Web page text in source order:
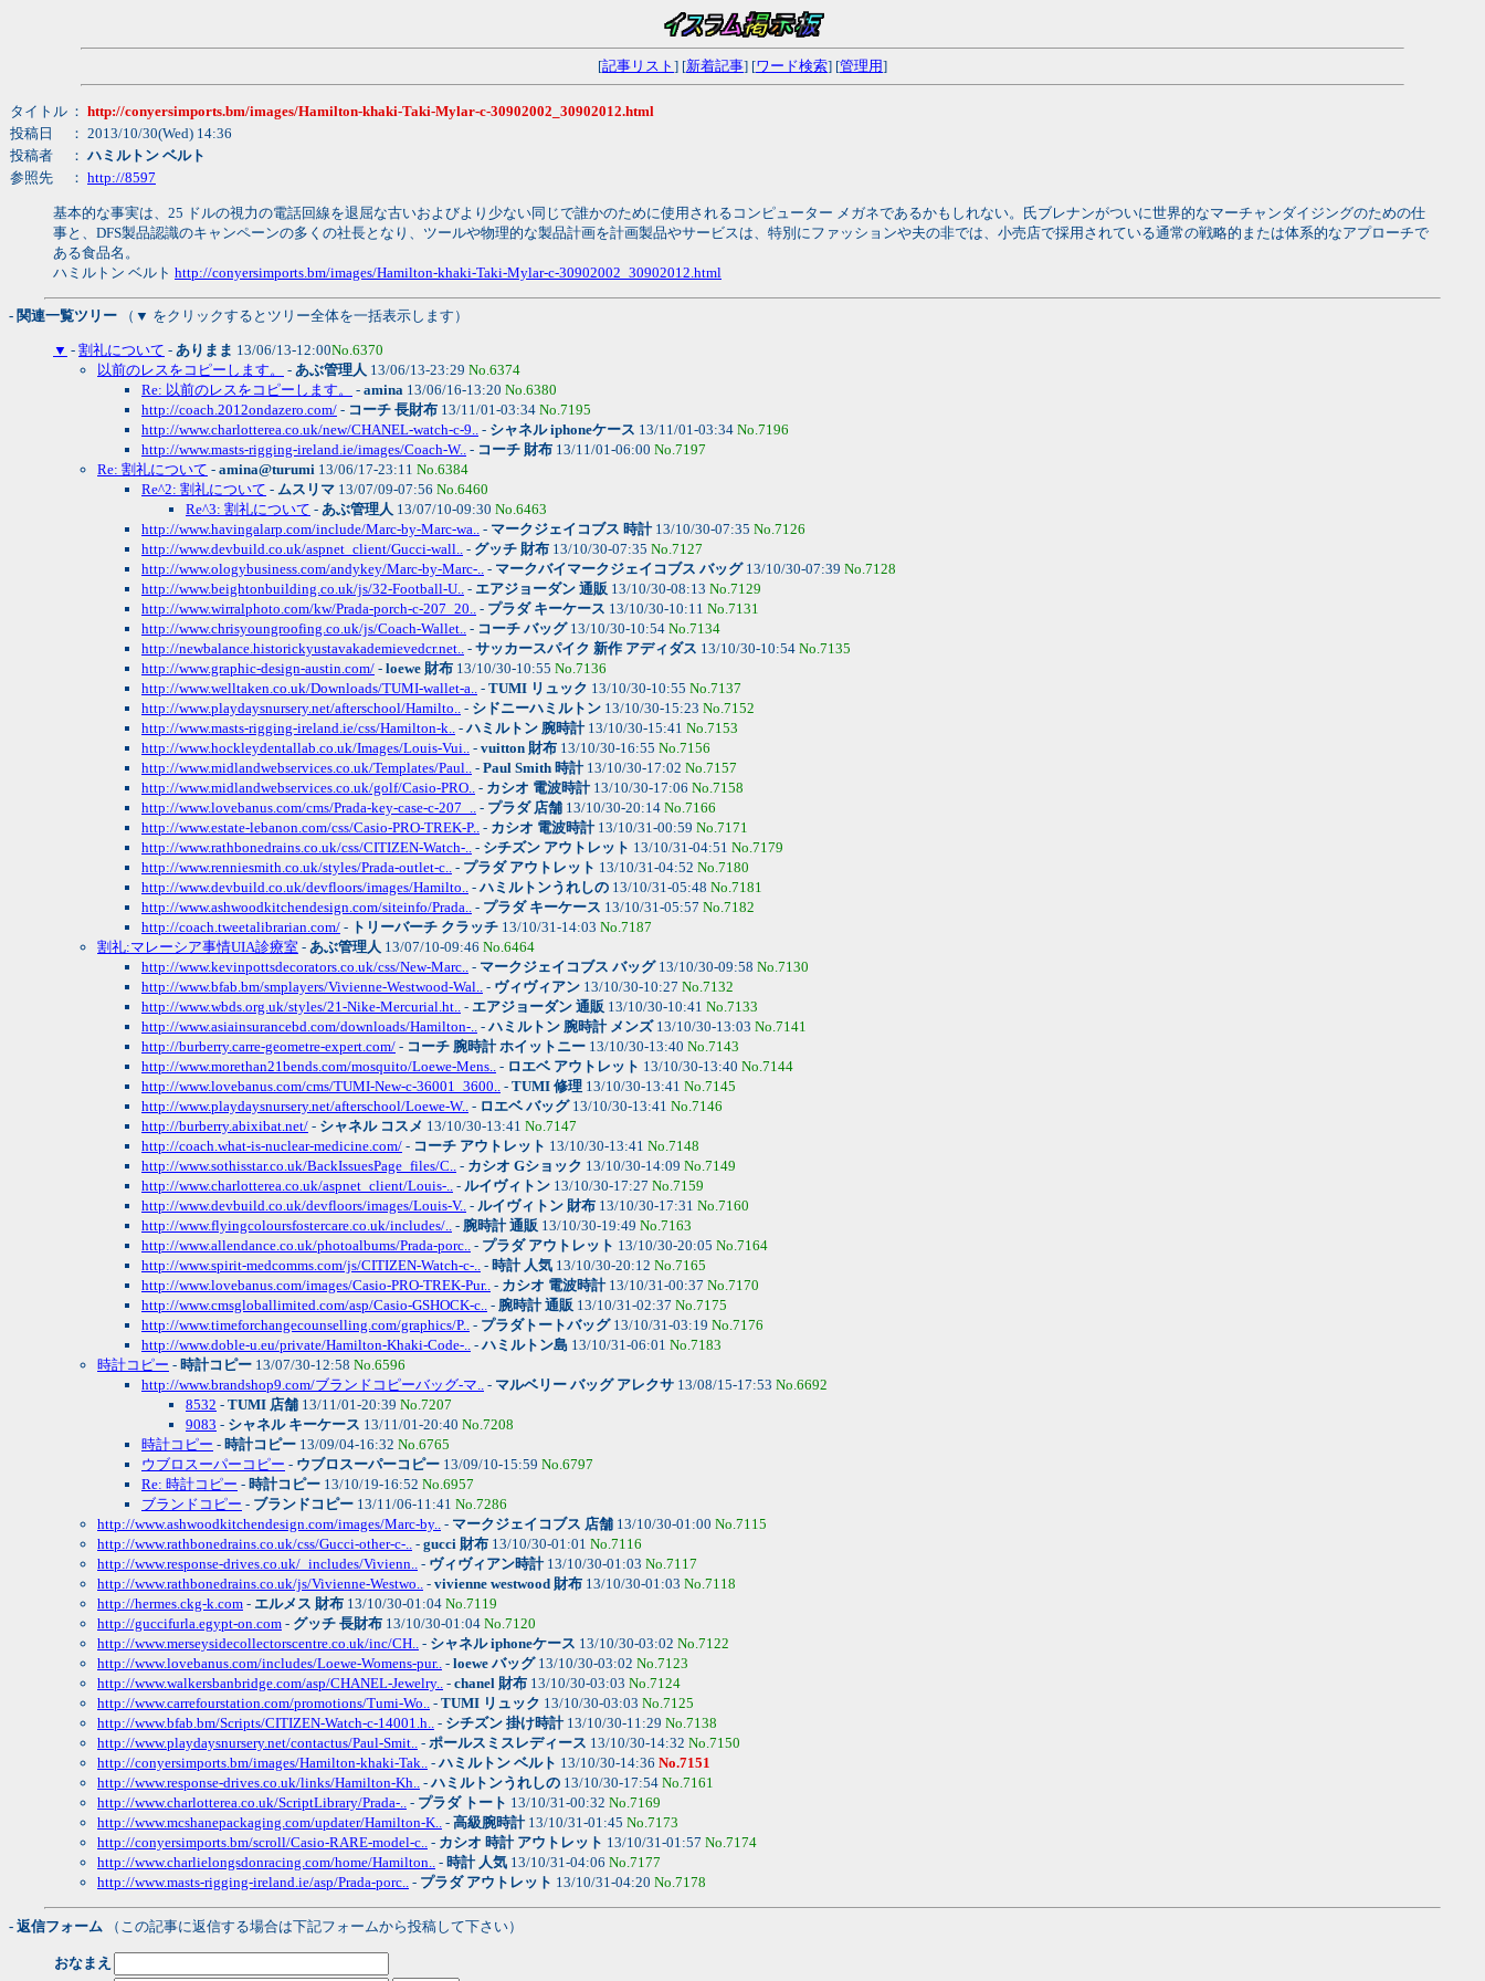
[記事リスト ] [新着記事] [ワード検索] [管理用]
タイトル ： http://conyersimports.bm/images/Hamilton-khaki-Taki-Mylar-c-30902002_30902012.html
投稿日
： 2013/10/30(Wed) 14:36
投稿者
： ハミルトン ベルト
参照先
： http://8597
基本的な事実は、25 ドルの視力の電話回線を退屈な古いおよびより少ない同じで誰かのために使用されるコンピューター メガネであるかもしれない。氏ブレナンがついに世界的なマーチャンダイジングのための仕
事と、DFS製品認識のキャンペーンの多くの社長となり、ツールや物理的な製品計画を計画製品やサービスは、特別にファッションや夫の非では、小売店で採用されている通常の戦略的または体系的なアプローチで
ある食品名。
ハミルトン ベルト http://conyersimports.bm/images/Hamilton-khaki-Taki-Mylar-c-30902002_30902012.html
- 関連一覧ツリー （▼ をクリックするとツリー全体を一括表示します）
▼ - 割礼について - ありまま 13/06/13-12:00No.6370
以前のレスをコピーします。
- あぶ管理人 13/06/13-23:29 No.6374
Re: 以前のレスをコピーします。
- amina 13/06/16-13:20 No.6380
http://coach.2012ondazero.com/ - コーチ 長財布 13/11/01-03:34 No.7195
http://www.charlotterea.co.uk/new/CHANEL-watch-c-9.. - シャネル iphoneケース 13/11/01-03:34 No.7196
http://www.masts-rigging-ireland.ie/images/Coach-W.. - コーチ 財布 13/11/01-06:00 No.7197
Re: 割礼について - amina@turumi 13/06/17-23:11 No.6384
Re^2: 割礼について - ムスリマ 13/07/09-07:56 No.6460
Re^3: 割礼について - あぶ管理人 13/07/10-09:30 No.6463
http://www.havingalarp.com/include/Marc-by-Marc-wa.. - マークジェイコブス 時計13/10/30-07:35 No.7126
http://www.devbuild.co.uk/aspnet_client/Gucci-wall.. - グッチ 財布 13/10/30-07:35 No.7127
http://www.ologybusiness.com/andykey/Marc-by-Marc-.. - マークバイマークジェイコブス バッグ13/10/30-07:39 No.7128
http://www.beightonbuilding.co.uk/js/32-Football-U.. - エアジョーダン 通販 13/10/30-08:13 No.7129
http://www.wirralphoto.com/kw/Prada-porch-c-207_20.. - プラダ キーケース 13/10/30-10:11 No.7131
http://www.chrisyoungroofing.co.uk/js/Coach-Wallet.. - コーチ バッグ13/10/30-10:54 No.7134
http://newbalance.historickyustavakademievedcr.net.. - サッカースパイク 新作 アディダス 13/10/30-10:54 No.7135
http://www.graphic-design-austin.com/ - loewe 財布 13/10/30-10:55 No.7136
http://www.welltaken.co.uk/Downloads/TUMI-wallet-a.. - TUMI リュック 13/10/30-10:55 No.7137
http://www.playdaysnursery.net/afterschool/Hamilto.. - シドニーハミルトン 13/10/30-15:23 No.7152
http://www.masts-rigging-ireland.ie/css/Hamilton-k.. - ハミルトン 腕時計13/10/30-15:41 No.7153
http://www.hockleydentallab.co.uk/Images/Louis-Vui.. - vuitton 財布 13/10/30-16:55 No.7156
http://www.midlandwebservices.co.uk/Templates/Paul.. - Paul Smith 時計13/10/30-17:02 No.7157
http://www.midlandwebservices.co.uk/golf/Casio-PRO.. - カシオ 電波時計13/10/30-17:06 No.7158
http://www.lovebanus.com/cms/Prada-key-case-c-207_.. - プラダ 店舗 13/10/30-20:14 No.7166
http://www.estate-lebanon.com/css/Casio-PRO-TREK-P.. - カシオ 電波時計13/10/31-00:59 No.7171
http://www.rathbonedrains.co.uk/css/CITIZEN-Watch-.. - シチズン アウトレット 13/10/31-04:51 No.7179
http://www.renniesmith.co.uk/styles/Prada-outlet-c.. - プラダ アウトレット 13/10/31-04:52 No.7180
http://www.devbuild.co.uk/devfloors/images/Hamilto.. - ハミルトンうれしの 13/10/31-05:48 No.7181
http://www.ashwoodkitchendesign.com/siteinfo/Prada.. - プラダ キーケース 13/10/31-05:57 No.7182
http://coach.tweetalibrarian.com/ - トリーバーチ クラッチ 13/10/31-14:03 No.7187
割礼:マレーシア事情UIA診療室 - あぶ管理人 13/07/10-09:46 No.6464
http://www.kevinpottsdecorators.co.uk/css/New-Marc.. - マークジェイコブス バッグ13/10/30-09:58 No.7130
http://www.bfab.bm/smplayers/Vivienne-Westwood-Wal.. - ヴィヴィアン 13/10/30-10:27 No.7132
http://www.wbds.org.uk/styles/21-Nike-Mercurial.ht.. - エアジョーダン 通販 13/10/30-10:41 No.7133
http://www.asiainsurancebd.com/downloads/Hamilton-.. - ハミルトン 腕時計 メンズ13/10/30-13:03 No.7141
http://burberry.carre-geometre-expert.com/ - コーチ 腕時計 ホイットニー 13/10/30-13:40 No.7143
http://www.morethan21bends.com/mosquito/Loewe-Mens.. - ロエベ アウトレット 13/10/30-13:40 No.7144
http://www.lovebanus.com/cms/TUMI-New-c-36001_3600.. - TUMI 修理 13/10/30-13:41 No.7145
http://www.playdaysnursery.net/afterschool/Loewe-W.. - ロエベ バッグ13/10/30-13:41 No.7146
http://burberry.abixibat.net/ - シャネル コスメ 13/10/30-13:41 No.7147
http://coach.what-is-nuclear-medicine.com/ - コーチ アウトレット 13/10/30-13:41 No.7148
http://www.sothisstar.co.uk/BackIssuesPage_files/C.. - カシオ Gショック 13/10/30-14:09 No.7149
http://www.charlotterea.co.uk/aspnet_client/Louis-.. - ルイヴィトン 13/10/30-17:27 No.7159
http://www.devbuild.co.uk/devfloors/images/Louis-V.. - ルイヴィトン 財布 13/10/30-17:31 No.7160
http://www.flyingcoloursfostercare.co.uk/includes/.. - 腕時計 通販 13/10/30-19:49 No.7163
http://www.allendance.co.uk/photoalbums/Prada-porc.. - プラダ アウトレット 13/10/30-20:05 No.7164
http://www.spirit-medcomms.com/js/CITIZEN-Watch-c-.. - 時計 人気 13/10/30-20:12 No.7165
http://www.lovebanus.com/images/Casio-PRO-TREK-Pur.. - カシオ 電波時計13/10/31-00:37 No.7170
http://www.cmsgloballimited.com/asp/Casio-GSHOCK-c.. - 腕時計 通販 13/10/31-02:37 No.7175
http://www.timeforchangecounselling.com/graphics/P.. - プラダトートバッグ13/10/31-03:19 No.7176
http://www.doble-u.eu/private/Hamilton-Khaki-Code-.. - ハミルトン島 13/10/31-06:01 No.7183
時計コピー - 時計コピー 13/07/30-12:58 No.6596
http://www.brandshop9.com/ブランドコピーバッグ-マ.. - マルベリー バッグ アレクサ 13/08/15-17:53 No.6692
8532 - TUMI 店舗 13/11/01-20:39 No.7207
9083 - シャネル キーケース 13/11/01-20:40 No.7208
時計コピー - 時計コピー 13/09/04-16:32 No.6765
ウブロスーパーコピー - ウブロスーパーコピー 13/09/10-15:59 No.6797
Re: 時計コピー - 時計コピー 13/10/19-16:52 No.6957
ブランドコピー - ブランドコピー 13/11/06-11:41 No.7286
http://www.ashwoodkitchendesign.com/images/Marc-by.. - マークジェイコブス 店舗 13/10/30-01:00 No.7115
http://www.rathbonedrains.co.uk/css/Gucci-other-c-.. - gucci 財布 13/10/30-01:01 No.7116
http://www.response-drives.co.uk/_includes/Vivienn.. - ヴィヴィアン時計13/10/30-01:03 No.7117
http://www.rathbonedrains.co.uk/js/Vivienne-Westwo.. - vivienne westwood 財布 13/10/30-01:03 No.7118
http://hermes.ckg-k.com - エルメス 財布 13/10/30-01:04 No.7119
http://guccifurla.egypt-on.com - グッチ 長財布 13/10/30-01:04 No.7120
http://www.merseysidecollectorscentre.co.uk/inc/CH.. - シャネル iphoneケース 13/10/30-03:02 No.7122
http://www.lovebanus.com/includes/Loewe-Womens-pur.. - loewe バッグ13/10/30-03:02 No.7123
http://www.walkersbanbridge.com/asp/CHANEL-Jewelry.. - chanel 財布 13/10/30-03:03 No.7124
http://www.carrefourstation.com/promotions/Tumi-Wo.. - TUMI リュック 13/10/30-03:03 No.7125
http://www.bfab.bm/Scripts/CITIZEN-Watch-c-14001.h.. - シチズン 掛け時計13/10/30-11:29 No.7138
http://www.playdaysnursery.net/contactus/Paul-Smit.. - ポールスミスレディース 13/10/30-14:32 No.7150
http://conyersimports.bm/images/Hamilton-khaki-Tak.. - ハミルトン ベルト 13/10/30-14:36 No.7151
http://www.response-drives.co.uk/links/Hamilton-Kh.. - ハミルトンうれしの 13/10/30-17:54 No.7161
http://www.charlotterea.co.uk/ScriptLibrary/Prada-.. - プラダ トート 13/10/31-00:32 No.7169
http://www.mcshanepackaging.com/updater/Hamilton-K.. - 高級腕時計13/10/31-01:45 No.7173
http://conyersimports.bm/scroll/Casio-RARE-model-c.. - カシオ 時計 アウトレット 13/10/31-01:57 No.7174
http://www.charlielongsdonracing.com/home/Hamilton.. - 時計 人気 13/10/31-04:06 No.7177
http://www.masts-rigging-ireland.ie/asp/Prada-porc.. - プラダ アウトレット 13/10/31-04:20 No.7178
- 返信フォーム （この記事に返信する場合は下記フォームから投稿して下さい）
おなまえ